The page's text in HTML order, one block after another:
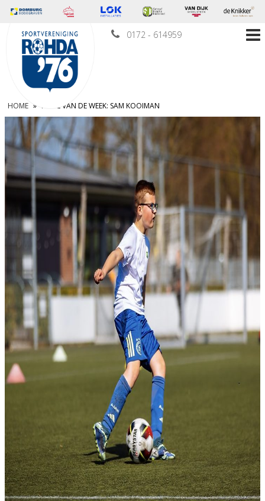
0172 - 614959
HOME » PUPIL VAN DE WEEK: SAM KOOIMAN